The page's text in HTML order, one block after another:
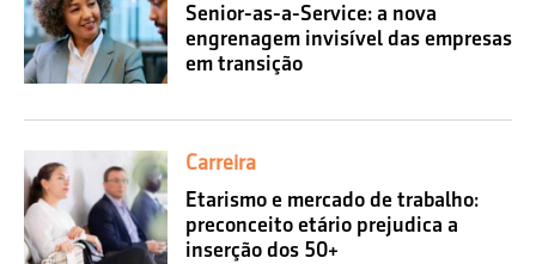
Senior-as-a-Service: a nova
engrenagem invisível das empresas
em transição
Carreira
Etarismo e mercado de trabalho:
preconceito etário prejudica a
inserção dos 50+